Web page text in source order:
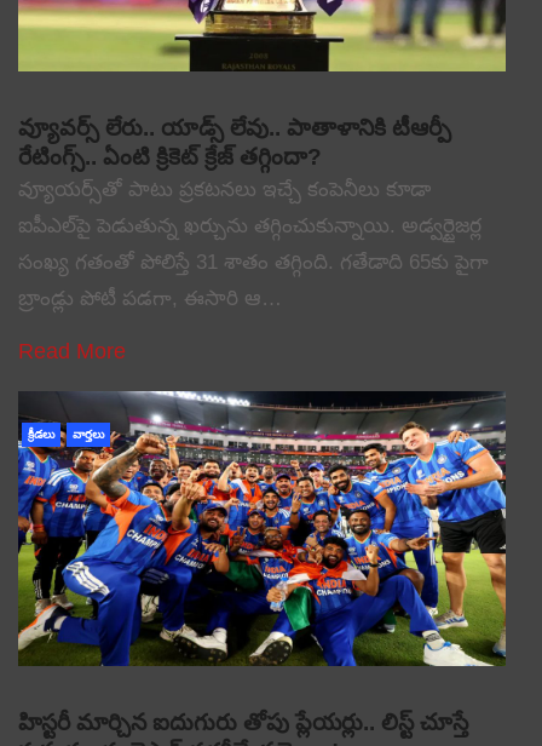
వ్యూవర్స్ లేరు.. యాడ్స్ లేవు.. పాతాళానికి టీఆర్పీ
రేటింగ్స్.. ఏంటి క్రికెట్ క్రేజ్ తగ్గిందా?
వ్యూయర్స్‌తో పాటు ప్రకటనలు ఇచ్చే కంపెనీలు కూడా
ఐపీఎల్‌పై పెడుతున్న ఖర్చును తగ్గించుకున్నాయి. అడ్వర్టైజర్ల
సంఖ్య గతంతో పోలిస్తే 31 శాతం తగ్గింది. గతేడాది 65కు పైగా
బ్రాండ్లు పోటీ పడగా, ఈసారి ఆ…
Read More
క్రీడలు వార్తలు
హిస్టరీ మార్చిన ఐదుగురు తోపు ప్లేయర్లు.. లిస్ట్ చూస్తే